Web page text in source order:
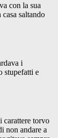
con la sua
saltando
i
stupefatti e
carattere torvo
non andare a